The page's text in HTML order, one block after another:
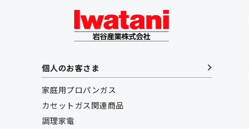
個人のお客さま
家庭用プロパンガス
カセットガス関連商品
調理家電